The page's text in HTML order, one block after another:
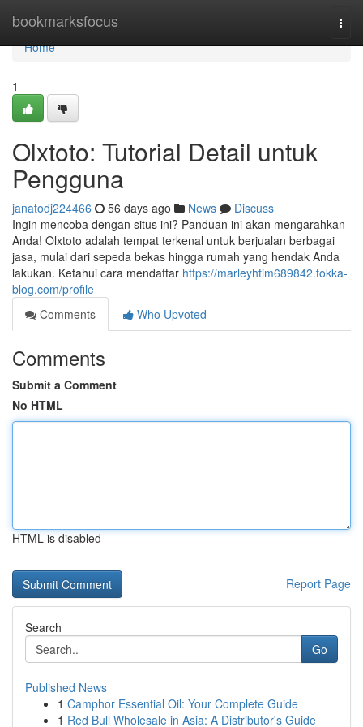
bookmarksfocus
Home
Home
1
Olxtoto: Tutorial Detail untuk
Pengguna
janatodj224466 56 days ago News
Discuss
Ingin mencoba dengan situs ini? Panduan ini akan mengarahkan
Anda! Olxtoto adalah tempat terkenal untuk berjualan berbagai
jasa, mulai dari sepeda bekas hingga rumah yang hendak Anda
lakukan. Ketahui cara mendaftar https://marleyhtim689842.tokka-
blog.com/profile
Comments
Who Upvoted
Comments
Submit a Comment
No HTML
HTML is disabled
Report Page
Search
Go
Published News
1 Camphor Essential Oil: Your Complete Guide
1 Red Bull Wholesale in Asia: A Distributor's Guide